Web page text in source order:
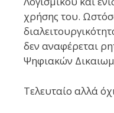
χρήσης του.
δεν αναφέρεται
Ψηφιακών
Τελευταίο αλλά